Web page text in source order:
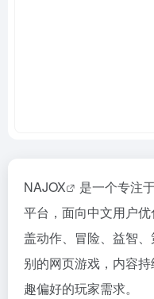
NAJOX 是一个专注
平台，面向中文用户
盖动作、冒险、益智
别的网页游戏，内容
趣偏好的玩家需求。